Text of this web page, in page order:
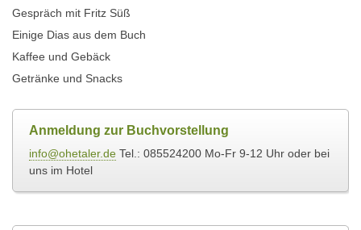
Gespräch mit Fritz Süß
Einige Dias aus dem Buch
Kaffee und Gebäck
Getränke und Snacks
Anmeldung zur Buchvorstellung
info@ohetaler.de Tel.: 085524200 Mo-Fr 9-12 Uhr oder bei
uns im Hotel